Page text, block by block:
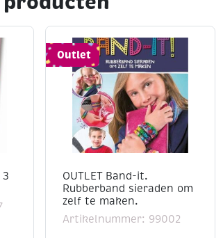
Outlet
OUTLET Band-it.
Rubberband sieraden om
zelf te maken.
Artikelnummer: 99002